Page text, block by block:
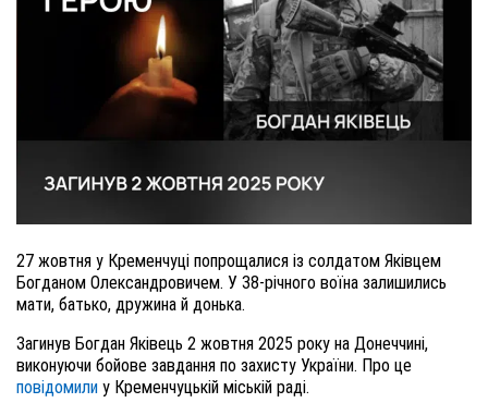
27 жовтня у Кременчуці попрощалися із солдатом Яківцем
Богданом Олександровичем. У 38-річного воїна залишились
мати, батько, дружина й донька.
Загинув Богдан Яківець 2 жовтня 2025 року на Донеччині,
виконуючи бойове завдання по захисту України. Про це
повідомили у Кременчуцькій міській раді.